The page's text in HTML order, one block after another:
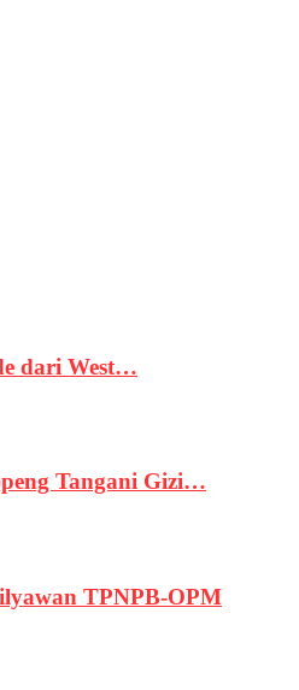
dari West…
Tangani Gizi…
TPNPB-OPM